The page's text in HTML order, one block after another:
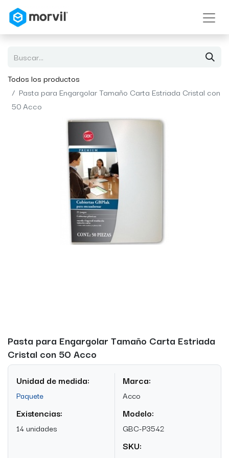
Todos los productos
Pasta para Engargolar Tamaño Carta Estriada Cristal con
50 Acco
Pasta para Engargolar Tamaño Carta Estriada
Cristal con 50 Acco
Unidad de medida:
Paquete
Existencias:
14 unidades
Marca:
Acco
Modelo:
GBC-P3542
SKU: